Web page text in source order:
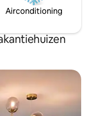
Airconditioning